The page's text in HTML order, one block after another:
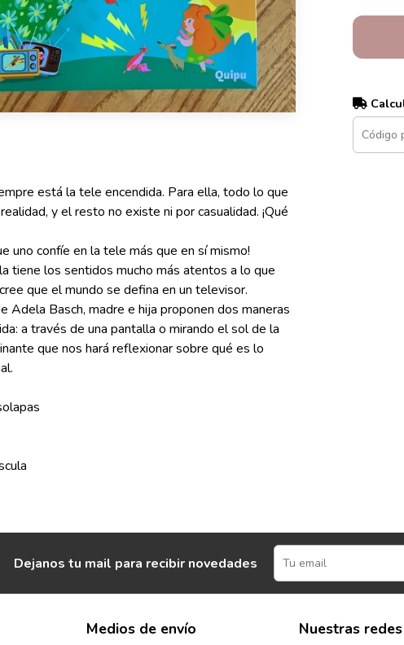
está la tele encendida. Para ella, todo lo que
y el resto no existe ni por casualidad. ¡Qué
uno confíe en la tele más que en sí mismo!
tiene los sentidos mucho más atentos a lo que
que el mundo se defina en un televisor.
Adela Basch, madre e hija proponen dos maneras
a través de una pantalla o mirando el sol de la
que nos hará reflexionar sobre qué es lo
Dejanos tu mail para recibir novedades
Medios de envío Nuestras